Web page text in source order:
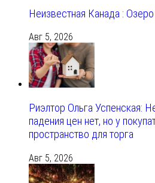
Неизвестная Канада :
Авг 5, 2026
Риэлтор Ольга Успенская:
падения цен нет, но у
пространство для торга
Авг 5, 2026